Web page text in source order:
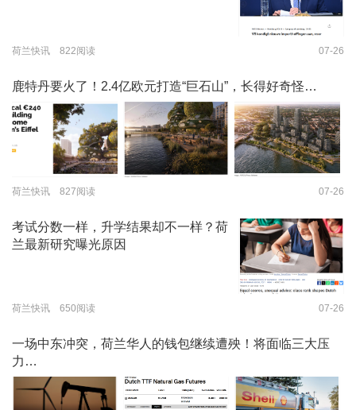
荷兰快讯 822阅读 07-26
鹿特丹要火了！2.4亿欧元打造“巨石山”，长得好奇怪…
荷兰快讯 827阅读 07-26
考试分数一样，升学结果却不一样？荷
兰最新研究曝光原因
荷兰快讯 650阅读 07-26
一场中东冲突，荷兰华人的钱包继续遭殃！将面临三大压
力…